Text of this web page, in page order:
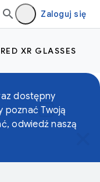
Zaloguj się
XR GLASSES
dostępny
poznać Twoją
odwiedź naszą